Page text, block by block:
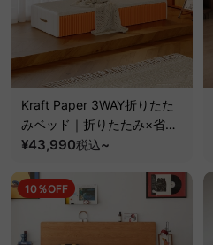
Kraft Paper 3WAY折りたた
みベッド｜折りたたみ×省ス
ペース収納
¥43,990税込~
10％OFF